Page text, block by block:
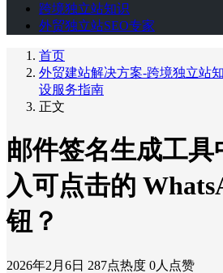
跨境独立站知识
外贸独立站SEO专家
首页
外贸建站解决方案-跨境独立站
设服务指南
正文
邮件签名生成工具
入可点击的
钮？
2026年2月6日 287点热度 0人点赞